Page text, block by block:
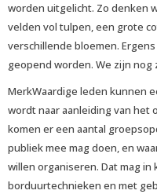
worden uitgelicht. Zo denken
velden vol tulpen, een grote
verschillende bloemen.
geopend worden. We zijn nog
MerkWaardige leden kunnen
wordt naar aanleiding van het
komen er een aantal
publiek mee mag doen, en
willen organiseren. Dat mag
borduurtechnieken en met